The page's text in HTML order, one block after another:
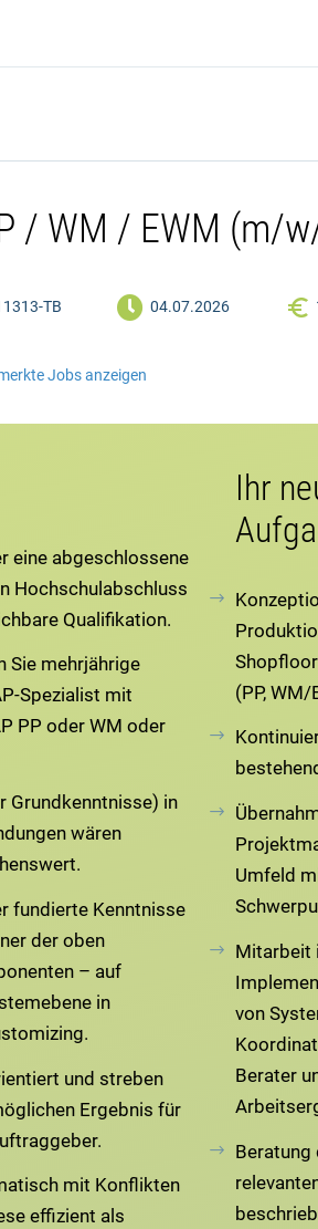
/ WM / EWM (m/
TB  04.07.2026
Jobs anzeigen
eine abgeschlossene
Hochschulabschluss
Qualifikation.
Sie mehrjährige
Spezialist mit
PP oder WM oder
Grundkenntnisse) in
wären
fundierte Kenntnisse
der oben
– auf
in
und streben
Ergebnis für
mit Konflikten
effizient als
Ihr
(PP, WM/
Umfeld
Mitarbeit
von
Berater
Beratung